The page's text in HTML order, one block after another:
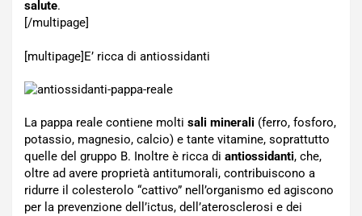
salute.
[/multipage]
[multipage]E’ ricca di antiossidanti
La pappa reale contiene molti sali minerali (ferro, fosforo,
potassio, magnesio, calcio) e tante vitamine, soprattutto
quelle del gruppo B. Inoltre è ricca di antiossidanti, che,
oltre ad avere proprietà antitumorali, contribuiscono a
ridurre il colesterolo “cattivo” nell’organismo ed agiscono
per la prevenzione dell’ictus, dell’aterosclerosi e dei